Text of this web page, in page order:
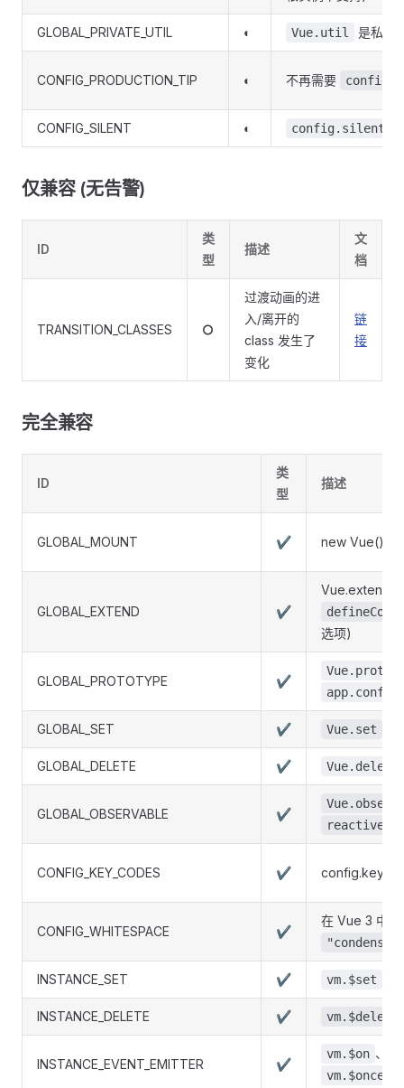
GLOBAL_PRIVATE_UTIL ◐ Vue.util 是私有
CONFIG_PRODUCTION_TIP ◐ 不再需要
CONFIG_SILENT ◐ config.silent
仅兼容 (无告警)
ID
类
型
描述
文
档
TRANSITION_CLASSES ⭘
过渡动画的进
入/离开的
class 发生了
变化
链
接
完全兼容
ID
类
型
描述
GLOBAL_MOUNT ✔ new Vue() ->
GLOBAL_EXTEND ✔
Vue.extend
选项)
GLOBAL_PROTOTYPE ✔
GLOBAL_SET ✔ Vue.set
GLOBAL_DELETE ✔ Vue.delete
GLOBAL_OBSERVABLE ✔
reactive
CONFIG_KEY_CODES ✔
CONFIG_WHITESPACE ✔
在 Vue 3 中空
"condense"
INSTANCE_SET ✔ vm.$set
INSTANCE_DELETE ✔ vm.$delete
INSTANCE_EVENT_EMITTER ✔
vm.$on 、
vm.$once